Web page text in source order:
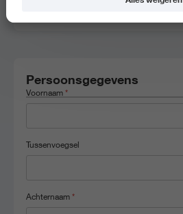
Pabo-Zorg, 25 maart 2026, 10.00 - 14.00
Persoonsgegevens
Voornaam *
Tussenvoegsel
Achternaam *